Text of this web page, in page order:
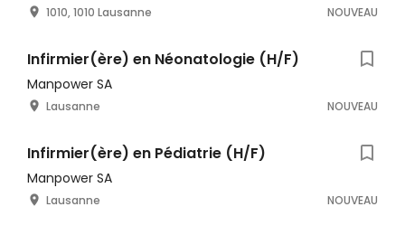
1010, 1010 Lausanne NOUVEAU
Infirmier(ère) en Néonatologie (H/F)
Manpower SA
Lausanne NOUVEAU
Infirmier(ère) en Pédiatrie (H/F)
Manpower SA
Lausanne NOUVEAU